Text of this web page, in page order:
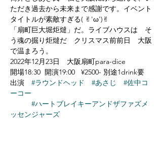
ただき過去から未来まで感謝です。イベント
タイトルが素敵すぎる( ✌︎'ω')✌︎
「扇町巨大堀炬燵」だ。ライブハウスは　そ
う魂の掘り炬燵だ　クリスマス前前日　大阪
で温まろう。
2022年12月23日　大阪扇町para-dice
開場18:30  開演19:00   ¥2500- 別途1drink要
出演 #ラウンドヘッド #あさじ
#佐中コ
ーコー
#ハートブレイキーアンドザファズメ
ッセンジャーズ